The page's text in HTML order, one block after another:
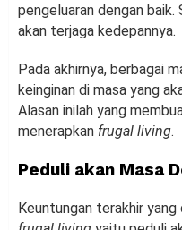
pengeluaran dengan
akan terjaga kedepannya.
Pada akhirnya, berbagai
keinginan di masa yang
Alasan inilah yang
menerapkan frugal living.
Peduli akan Masa
Keuntungan terakhir